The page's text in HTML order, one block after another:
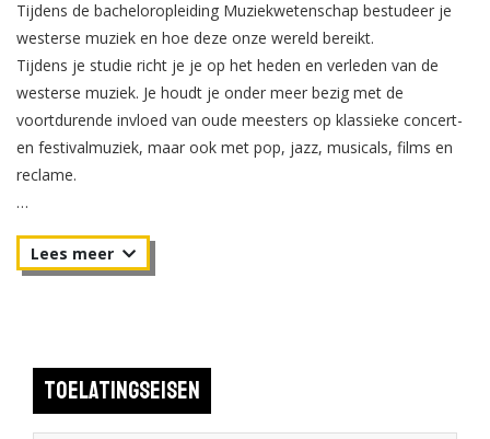
Tijdens de bacheloropleiding Muziekwetenschap bestudeer je
westerse muziek en hoe deze onze wereld bereikt.
Tijdens je studie richt je je op het heden en verleden van de
westerse muziek. Je houdt je onder meer bezig met de
voortdurende invloed van oude meesters op klassieke concert-
en festivalmuziek, maar ook met pop, jazz, musicals, films en
reclame.
eeuwenoude geschiedenis van de westerse muziek, maar deze
studie succesvol. Schrijf je in voor 1 mei en maak via verplichte
studieactiviteiten uitgebreid kennis met Muziekwetenschap.
Meer informatie vind je opwww.uu.nl/matching
Toelatingseisen